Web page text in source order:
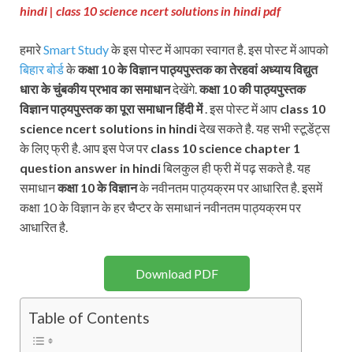
hindi | class 10 science ncert solutions in hindi pdf
हमारेSmart Studyके इस पोस्ट में आपका स्वागत है. इस पोस्ट में आपको
बिहार बोर्डकेकक्षा 10 के विज्ञानपाठ्यपुस्तक का तेरहवां अध्याय विद्युत
धारा के चुंबकीय प्रभाव का समाधानदेखेंगे.कक्षा 10 की पाठ्यपुस्तक
विज्ञानपाठ्यपुस्तकका पूरा समाधान हिंदी में. इस पोस्ट में आप class 10
science ncert solutions in hindiदेख सकते है. यह सभी स्टूडेंट्स
के लिए फ्री है. आप इस पेज पर class 10 science chapter 1
question answer in hindiबिलकुल ही फ्री में पढ़ सकते है. यह
समाधानकक्षा 10 केविज्ञानके नवीनतम पाठ्यक्रम पर आधारित है. इसमें
कक्षा 10 के विज्ञान के हर चैप्टर के समाधानं नवीनतम पाठ्यक्रम पर
आधारित है.
Download PDF
Table of Contents